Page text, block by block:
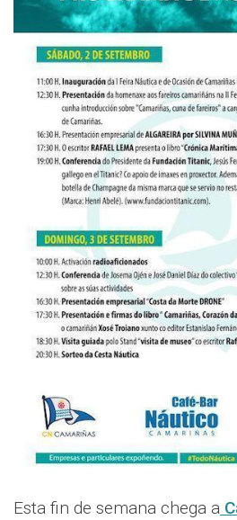
Esta fin de semana chega a